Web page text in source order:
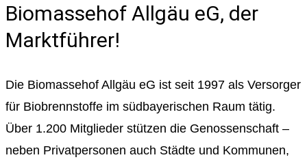
Biomassehof Allgäu eG, der
Marktführer!
Die Biomassehof Allgäu eG ist seit 1997 als Versorger
für Biobrennstoffe im südbayerischen Raum tätig.
Über 1.200 Mitglieder stützen die Genossenschaft –
neben Privatpersonen auch Städte und Kommunen,